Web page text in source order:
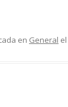
en General el